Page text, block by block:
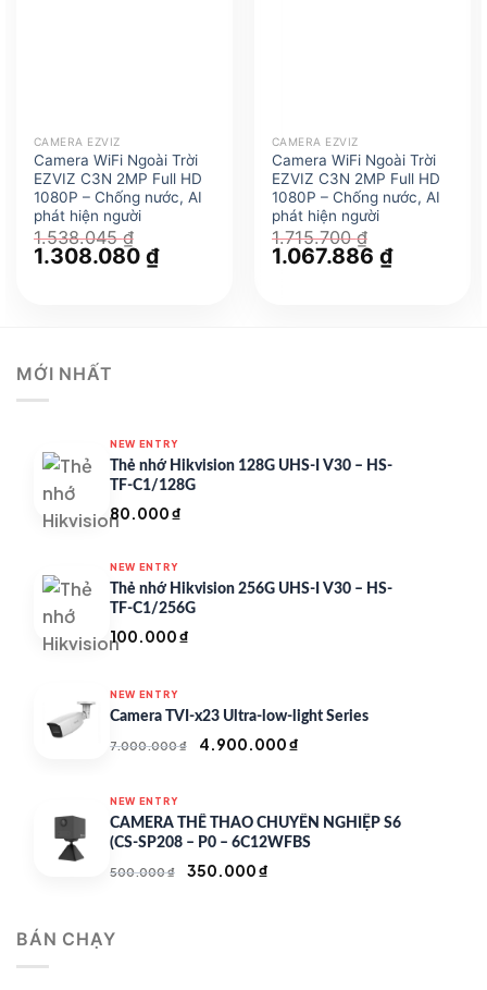
CAMERA EZVIZ
Camera WiFi Ngoài Trời
EZVIZ C3N 2MP Full HD
1080P – Chống nước, AI
phát hiện người
1.538.045₫
Giá
gốc
1.308.080 ₫Giá
hiện
CAMERA EZVIZ
Camera WiFi Ngoài Trời
EZVIZ C3N 2MP Full HD
1080P – Chống nước, AI
phát hiện người
1.715.700₫
Giá
gốc
1.067.886 ₫Giá
hiện
MỚI NHẤT
NEW ENTRY
Thẻ nhớ Hikvision 128G UHS-I V30 – HS-
TF-C1/128G
80.000₫
NEW ENTRY
Thẻ nhớ Hikvision 256G UHS-I V30 – HS-
TF-C1/256G
100.000₫
NEW ENTRY
Camera TVI-x23 Ultra-low-light Series
7.000.000₫
Giá
7.000.000 ₫.
4.900.000₫
là:
4.900.000 ₫.
NEW ENTRY
CAMERA THỂ THAO CHUYÊN NGHIỆP S6
(CS-SP208 – P0 – 6C12WFBS
500.000₫
Giá
350.000₫
BÁN CHẠY